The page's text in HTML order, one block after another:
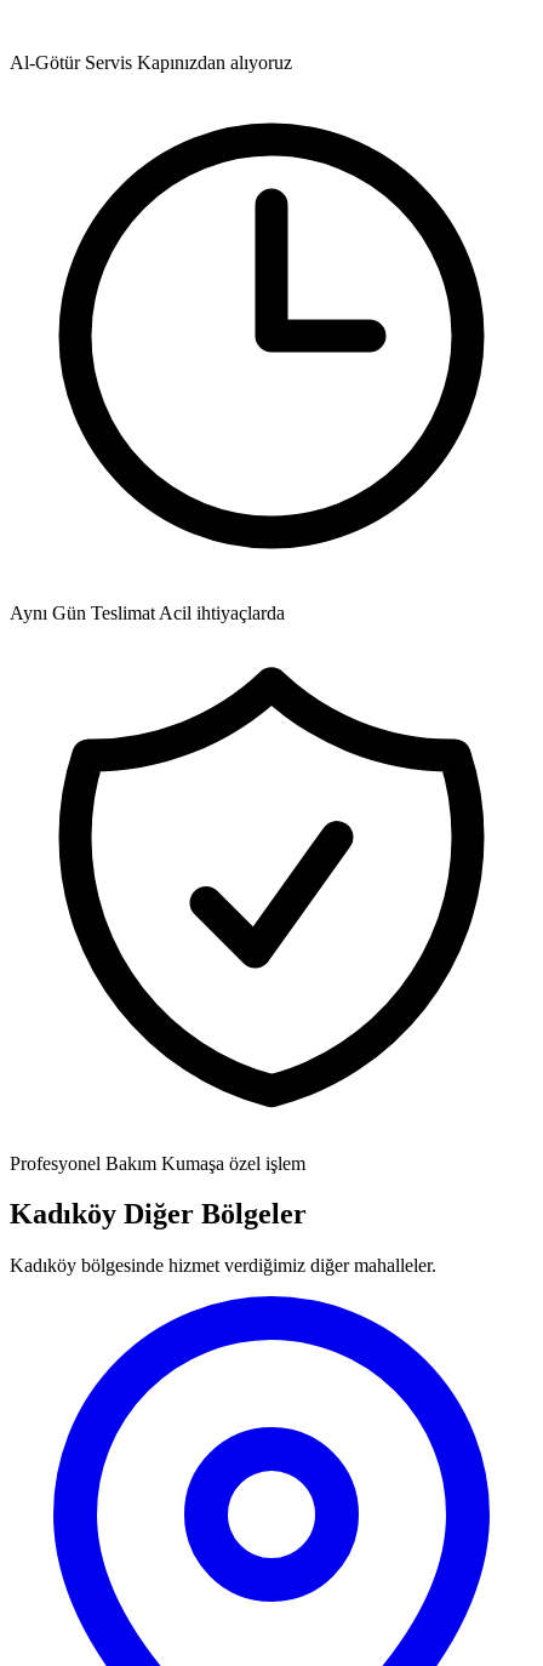
Al-Götür Servis Kapınızdan alıyoruz
Aynı Gün Teslimat Acil ihtiyaçlarda
Profesyonel Bakım Kumaşa özel işlem
Kadıköy Diğer Bölgeler
Kadıköy bölgesinde hizmet verdiğimiz diğer mahalleler.